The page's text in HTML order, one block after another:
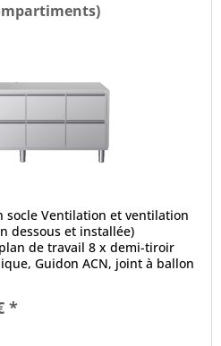
socle Ventilation et ventilation
dessous et installée)
de travail 8 x demi-tiroir
Guidon ACN, joint à ballon
*